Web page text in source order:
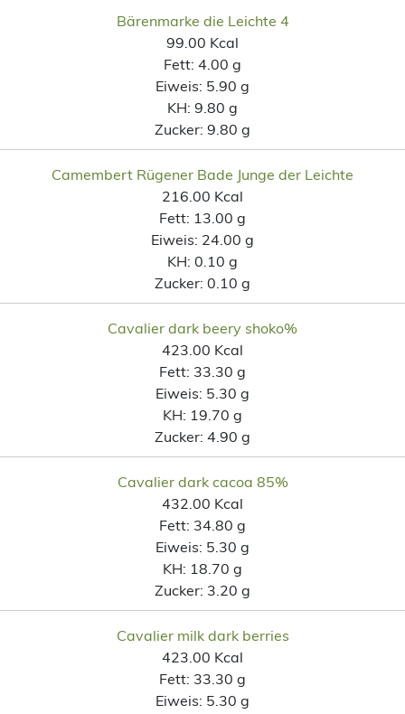
Bärenmarke die Leichte 4
99.00 Kcal
Fett: 4.00 g
Eiweis: 5.90 g
KH: 9.80 g
Zucker: 9.80 g
Camembert Rügener Bade Junge der Leichte
216.00 Kcal
Fett: 13.00 g
Eiweis: 24.00 g
KH: 0.10 g
Zucker: 0.10 g
Cavalier dark beery shoko%
423.00 Kcal
Fett: 33.30 g
Eiweis: 5.30 g
KH: 19.70 g
Zucker: 4.90 g
Cavalier dark cacoa 85%
432.00 Kcal
Fett: 34.80 g
Eiweis: 5.30 g
KH: 18.70 g
Zucker: 3.20 g
Cavalier milk dark berries
423.00 Kcal
Fett: 33.30 g
Eiweis: 5.30 g